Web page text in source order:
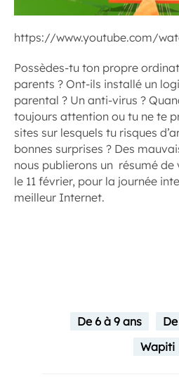
https://www.youtube.com/
Possèdes-tu ton propre
parents ? Ont-ils installé un
parental ? Un anti-virus ?
toujours attention ou tu ne te
sites sur lesquels tu risques
bonnes surprises ? Des
nous publierons un résumé de
le 11 février, pour la journée
meilleur Internet.
De 6 à 9 ans
Wapiti